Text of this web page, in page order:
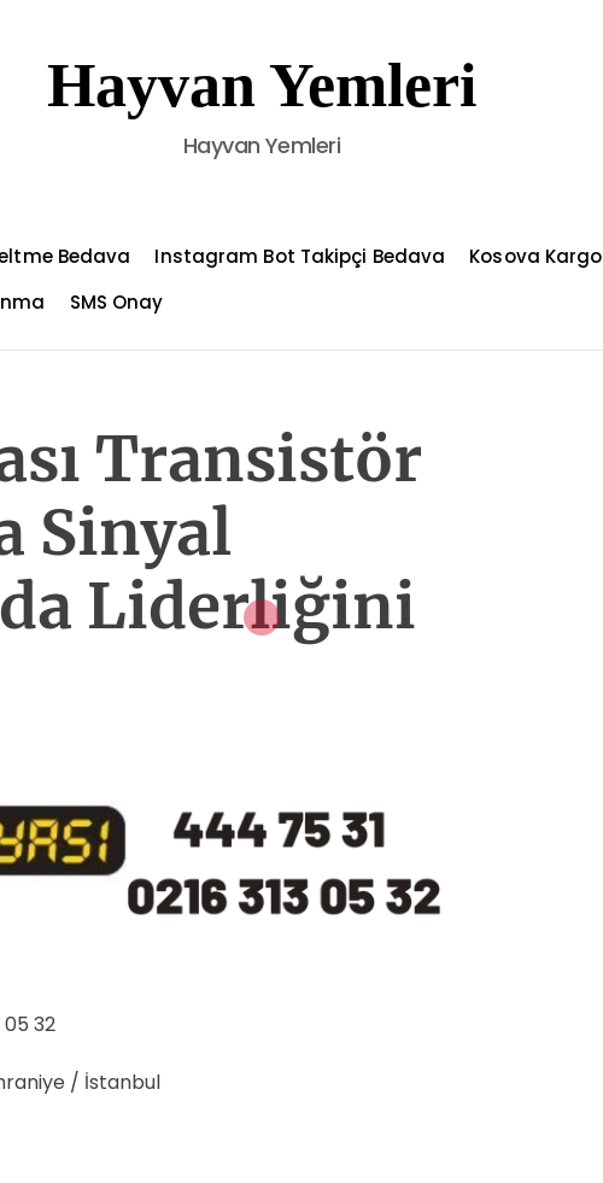
Hayvan Yemleri
Hayvan Yemleri
Bedava Instagram Bot Takipçi Bedava Kosova Kargo
SMS Onay
Transistör
Sinyal
Liderliğini
05 32
/ İstanbul